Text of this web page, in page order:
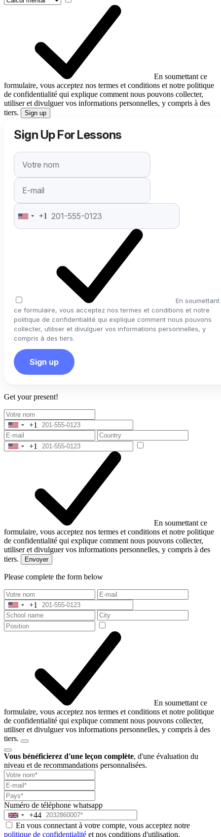
En soumettant ce
formulaire, vous acceptez nos termes et conditions et notre politique
de confidentialité qui explique comment nous pouvons collecter,
utiliser et divulguer vos informations personnelles, y compris à des
tiers.
Sign up
Sign Up For Lessons
United
States
+1
En soumettant
ce formulaire, vous acceptez nos termes et conditions et notre
politique de confidentialité qui explique comment nous pouvons
collecter, utiliser et divulguer vos informations personnelles, y
compris à des tiers.
Sign up
Get your present!
United
States
+1
+1
United
+1
En soumettant ce
formulaire, vous acceptez nos termes et conditions et notre politique
de confidentialité qui explique comment nous pouvons collecter,
utiliser et divulguer vos informations personnelles, y compris à des
tiers.
Envoyer
Please complete the form below
United
States
+1
+1
En soumettant ce
formulaire, vous acceptez nos termes et conditions et notre politique
de confidentialité qui explique comment nous pouvons collecter,
utiliser et divulguer vos informations personnelles, y compris à des
tiers.
Vous bénéficierez d'une leçon complète, d'une évaluation du
niveau et de recommandations personnalisées.
Numéro de téléphone whatsapp
United
Kingdom
+44
+44
En vous connectant à votre compte, vous acceptez notre
politique de confidentialité et nos conditions d'utilisation.